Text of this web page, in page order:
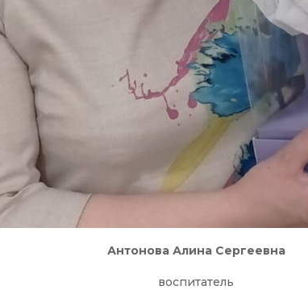
Антонова Алина Сергеевна
воспитатель